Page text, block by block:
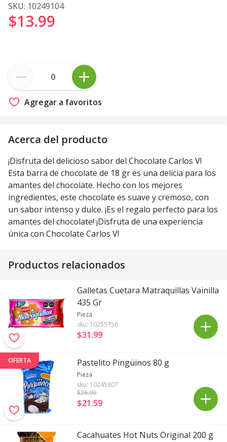
SKU: 10249104
$13.99
Agregar a favoritos
Acerca del producto
¡Disfruta del delicioso sabor del Chocolate Carlos V!
Esta barra de chocolate de 18 gr es una delicia para los
amantes del chocolate. Hecho con los mejores
ingredientes, este chocolate es suave y cremoso, con
un sabor intenso y dulce. ¡Es el regalo perfecto para los
amantes del chocolate! ¡Disfruta de una experiencia
única con Chocolate Carlos V!
Productos relacionados
Galletas Cuetara Matraquillas Vainilla
435 Gr
Pieza
sku: 10255756
$31.99
OFERTA Pastelito Pingüinos 80 g
Pieza
sku: 10245807
$26.99
$21.59
Cacahuates Hot Nuts Original 200 g